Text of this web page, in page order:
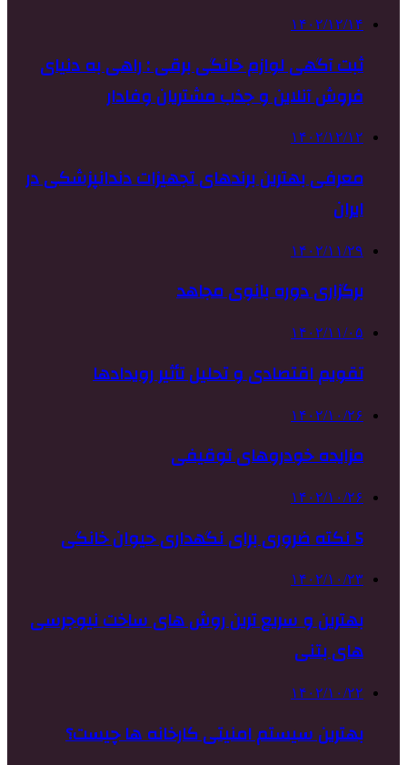
۱۴۰۲/۱۲/۱۴
ثبت آگهی لوازم خانگی برقی : راهی به دنیای
فروش آنلاین و جذب مشتریان وفادار
۱۴۰۲/۱۲/۱۲
معرفی بهترین برندهای تجهیزات دندانپزشکی در
ایران
۱۴۰۲/۱۱/۲۹
برگزاری دوره بانوی مجاهد
۱۴۰۲/۱۱/۰۵
تقویم اقتصادی و تحلیل تأثیر رویدادها
۱۴۰۲/۱۰/۲۶
مزایده خودروهای توقیفی
۱۴۰۲/۱۰/۲۶
5 نکته ضروری برای نگهداری حیوان خانگی
۱۴۰۲/۱۰/۲۳
بهترین و سریع ترین روش های ساخت نیوجرسی
های بتنی
۱۴۰۲/۱۰/۲۲
بهترین سیستم امنیتی کارخانه ها چیست؟